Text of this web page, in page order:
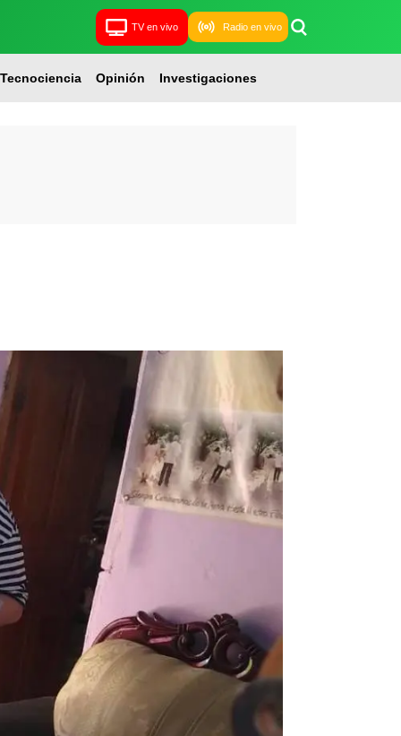
TV en vivo Radio en vivo
Tecnociencia Opinión Investigaciones